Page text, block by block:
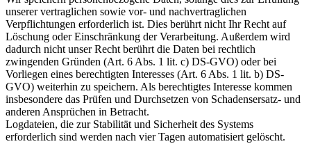
unserer vertraglichen sowie vor- und nachvertraglichen
Verpflichtungen erforderlich ist. Dies berührt nicht Ihr Recht auf
Löschung oder Einschränkung der Verarbeitung. Außerdem wird
dadurch nicht unser Recht berührt die Daten bei rechtlich
zwingenden Gründen (Art. 6 Abs. 1 lit. c) DS-GVO) oder bei
Vorliegen eines berechtigten Interesses (Art. 6 Abs. 1 lit. b) DS-
GVO) weiterhin zu speichern. Als berechtigtes Interesse kommen
insbesondere das Prüfen und Durchsetzen von Schadensersatz- und
anderen Ansprüchen in Betracht.
Logdateien, die zur Stabilität und Sicherheit des Systems
erforderlich sind werden nach vier Tagen automatisiert gelöscht.